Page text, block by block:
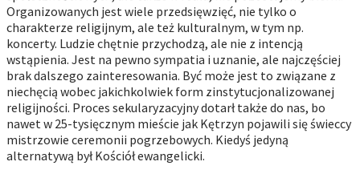
Organizowanych jest wiele przedsięwzięć, nie tylko o
charakterze religijnym, ale też kulturalnym, w tym np.
koncerty. Ludzie chętnie przychodzą, ale nie z intencją
wstąpienia. Jest na pewno sympatia i uznanie, ale najczęściej
brak dalszego zainteresowania. Być może jest to związane z
niechęcią wobec jakichkolwiek form zinstytucjonalizowanej
religijności. Proces sekularyzacyjny dotarł także do nas, bo
nawet w 25-tysięcznym mieście jak Kętrzyn pojawili się świeccy
mistrzowie ceremonii pogrzebowych. Kiedyś jedyną
alternatywą był Kościół ewangelicki.